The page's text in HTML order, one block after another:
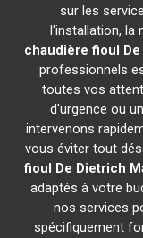
sur les
l'installation, la
chaudière fioul
professionnels
toutes vos
d'urgence ou
intervenons
vous éviter tout
fioul De Dietrich
adaptés à votre
nos services
spécifiquement